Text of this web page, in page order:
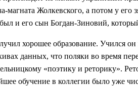
магната Жолкевского, а потом у
и его сын Богдан-Зиновий,
хорошее образование. Учился
данных, что поляки во время
«поэтику и pеторику».
обучение в коллегии было уже